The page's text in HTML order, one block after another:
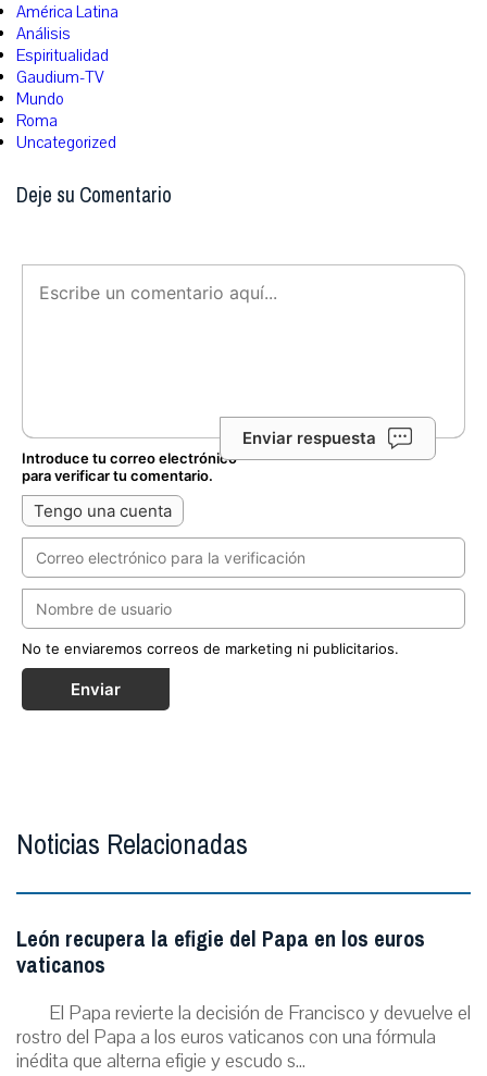
América Latina
Análisis
Espiritualidad
Gaudium-TV
Mundo
Roma
Uncategorized
Deje su Comentario
Enviar respuesta
Introduce tu correo electrónico
para verificar tu comentario.
Tengo una cuenta
No te enviaremos correos de marketing ni publicitarios.
Enviar
Noticias Relacionadas
León recupera la efigie del Papa en los euros
vaticanos
El Papa revierte la decisión de Francisco y devuelve el
rostro del Papa a los euros vaticanos con una fórmula
inédita que alterna efigie y escudo s...